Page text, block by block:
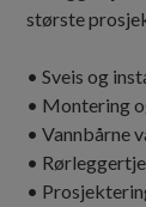
største
• Sveis og
• Montering
• Vannbårne
•
•